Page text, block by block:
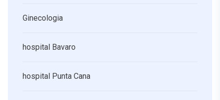
Ginecologia
hospital Bavaro
hospital Punta Cana